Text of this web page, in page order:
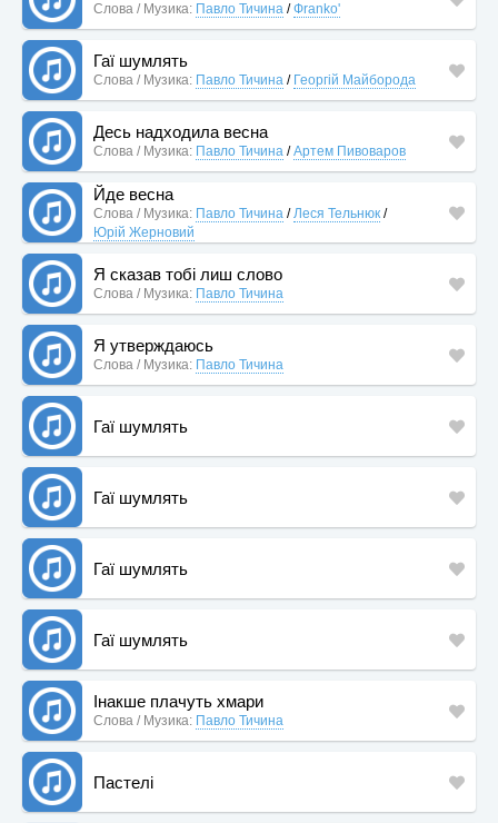
Слова / Музика: Павло Тичина /Фranko'
Гаї шумлять
Слова / Музика: Павло Тичина / Георгій Майборода
Десь надходила весна
Слова / Музика: Павло Тичина /Артем Пивоваров
Йде весна
Слова / Музика: Павло Тичина / Леся Тельнюк /
Юрій Жерновий
Я сказав тобі лиш слово
Слова / Музика: Павло Тичина
Я утверждаюсь
Слова / Музика: Павло Тичина
Гаї шумлять
Гаї шумлять
Гаї шумлять
Гаї шумлять
Інакше плачуть хмари
Слова / Музика: Павло Тичина
Пастелі